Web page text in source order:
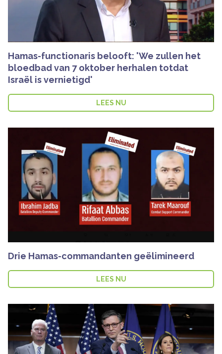
Hamas-functionaris belooft: 'We zullen het
bloedbad van 7 oktober herhalen totdat
Israël is vernietigd'
LEES NU
Drie Hamas-commandanten geëlimineerd
LEES NU